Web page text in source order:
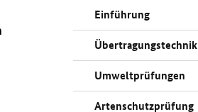
Ein­füh­rung
Über­tra­gungs­tech­nik
Um­welt­prü­fun­gen
Ar­ten­schutz­prü­fung